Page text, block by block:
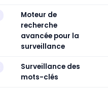
Moteur de
recherche
avancée pour la
surveillance
Surveillance des
mots-clés